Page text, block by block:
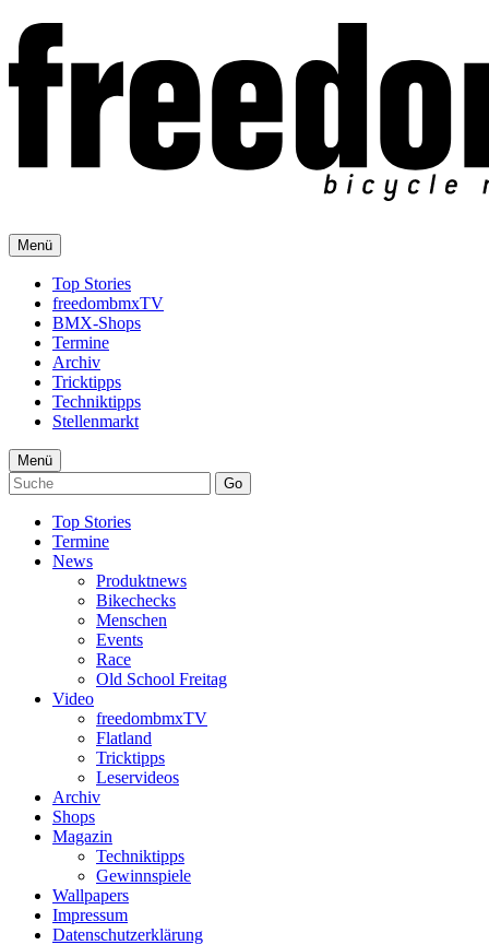
Menü
Top Stories
freedombmxTV
BMX-Shops
Termine
Archiv
Tricktipps
Techniktipps
Stellenmarkt
Menü
Go
Top Stories
Termine
News
Produktnews
Bikechecks
Menschen
Events
Race
Old School Freitag
Video
freedombmxTV
Flatland
Tricktipps
Leservideos
Archiv
Shops
Magazin
Techniktipps
Gewinnspiele
Wallpapers
Impressum
Datenschutzerklärung